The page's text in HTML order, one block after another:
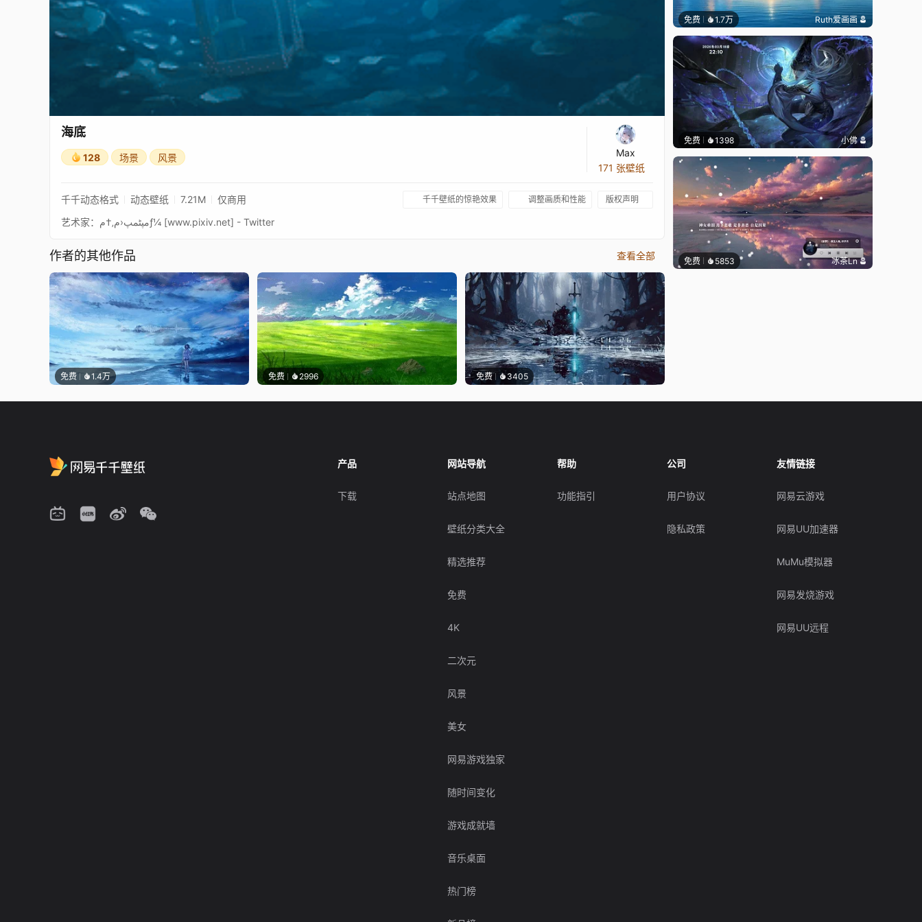
海底
128 场景 风景
Max
171 张壁纸
千千动态格式 动态壁纸 7.21M 仅商用 千千壁纸的惊艳效果 调整画质和性能 版权声明
艺术家：مپٹمپ‹م‚†مƒ¼ [www.pixiv.net] - Twitter
作者的其他作品 查看全部
免费 1.4万 免费 2996 免费 3405
免费 1.7万 Ruth爱画画
免费 1398 小佛
免费 5853 冰茶Ln
产品
下载
网站导航
站点地图
壁纸分类大全
精选推荐
免费
4K
二次元
风景
美女
网易游戏独家
随时间变化
游戏成就墙
音乐桌面
热门榜
帮助
功能指引
公司
用户协议
隐私政策
友情链接
网易云游戏
网易UU加速器
MuMu模拟器
网易发烧游戏
网易UU远程